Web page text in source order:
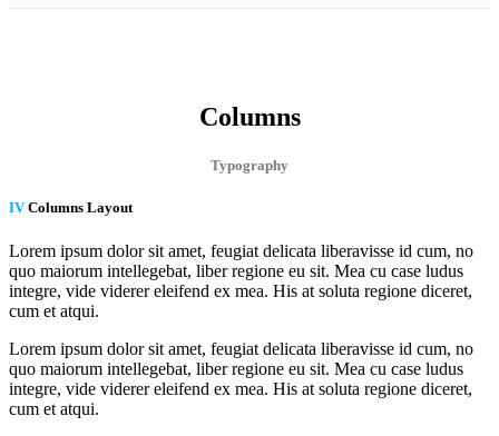
Columns
Typography
IVColumns Layout
Lorem ipsum dolor sit amet, feugiat delicata liberavisse id cum, no
quo maiorum intellegebat, liber regione eu sit. Mea cu case ludus
integre, vide viderer eleifend ex mea. His at soluta regione diceret,
cum et atqui.
Lorem ipsum dolor sit amet, feugiat delicata liberavisse id cum, no
quo maiorum intellegebat, liber regione eu sit. Mea cu case ludus
integre, vide viderer eleifend ex mea. His at soluta regione diceret,
cum et atqui.